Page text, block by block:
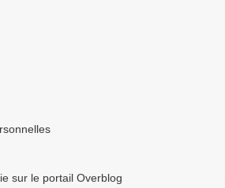
sur le portail Overblog